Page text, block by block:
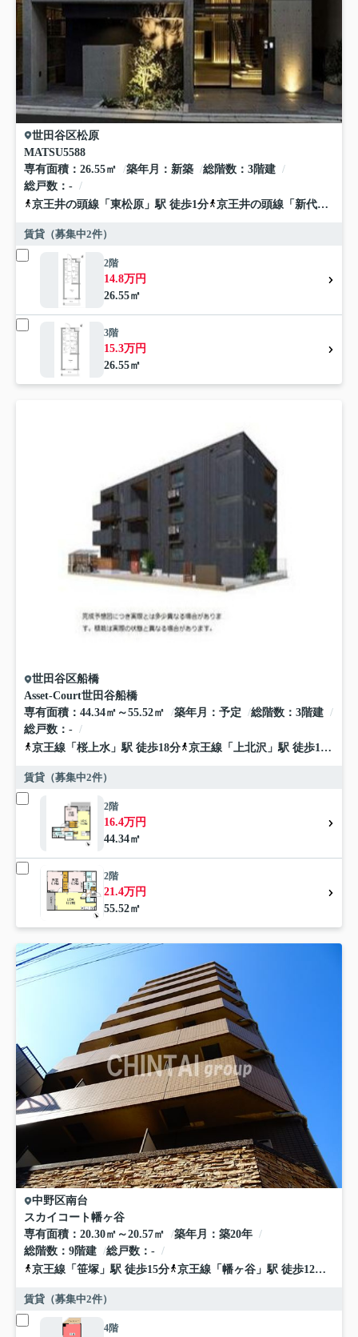
世田谷区松原
MATSU5588
専有面積
26.55㎡ 築年月 新築 総階数
3階建
総戸数
-
京王井の頭線 「 東松原 」駅 徒歩1分 京王井の頭線 「 新代田
賃貸（募集中2件）
2階
14.8万円
26.55㎡
3階
15.3万円
26.55㎡
世田谷区船橋
Asset-Court世田谷船橋
専有面積
44.34㎡～55.52㎡ 築年月 予定 総階数
3階建
総戸数
-
京王線 「 桜上水 」駅 徒歩18分 京王線 「 上北沢 」駅 徒歩19分
賃貸（募集中2件）
2階
16.4万円
44.34㎡
2階
21.4万円
55.52㎡
中野区南台
スカイコート幡ヶ谷
専有面積
20.30㎡～20.57㎡ 築年月
築20年
総階数
9階建 総戸数
-
京王線 「 笹塚 」駅 徒歩15分 京王線 「 幡ヶ谷 」駅 徒歩12分
賃貸（募集中2件）
4階